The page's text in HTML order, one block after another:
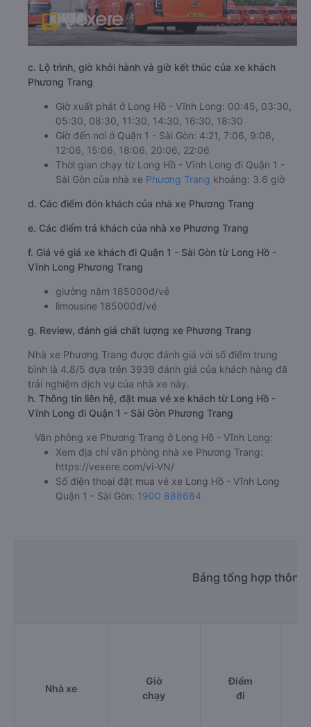
c. Lộ trình, giờ khởi hành và giờ kết thúc của xe khách
Phương Trang
Giờ xuất phát ở Long Hồ - Vĩnh Long: 00:45, 03:30,
05:30, 08:30, 11:30, 14:30, 16:30, 18:30
Giờ đến nơi ở Quận 1 - Sài Gòn: 4:21, 7:06, 9:06,
12:06, 15:06, 18:06, 20:06, 22:06
Thời gian chạy từ Long Hồ - Vĩnh Long đi Quận 1 -
Sài Gòn của nhà xe Phương Trang khoảng: 3.6 giờ
d. Các điểm đón khách của nhà xe Phương Trang
e. Các điểm trả khách của nhà xe Phương Trang
f. Giá vé giá xe khách đi Quận 1 - Sài Gòn từ Long Hồ -
Vĩnh Long Phương Trang
giường nằm 185000đ/vé
limousine 185000đ/vé
g. Review, đánh giá chất lượng xe Phương Trang
Nhà xe Phương Trang được đánh giá với số điểm trung
bình là 4.8/5 dựa trên 3939 đánh giá của khách hàng đã
trải nghiệm dịch vụ của nhà xe này.
h. Thông tin liên hệ, đặt mua vé xe khách từ Long Hồ -
Vĩnh Long đi Quận 1 - Sài Gòn Phương Trang
Văn phòng xe Phương Trang ở Long Hồ - Vĩnh Long:
Xem địa chỉ văn phòng nhà xe Phương Trang:
https://vexere.com/vi-VN/
Số điện thoại đặt mua vé xe Long Hồ - Vĩnh Long
Quận 1 - Sài Gòn: 1900 888684
Bảng tổng hợp thông
Nhà xe
Giờ
chạy
Điểm
đi